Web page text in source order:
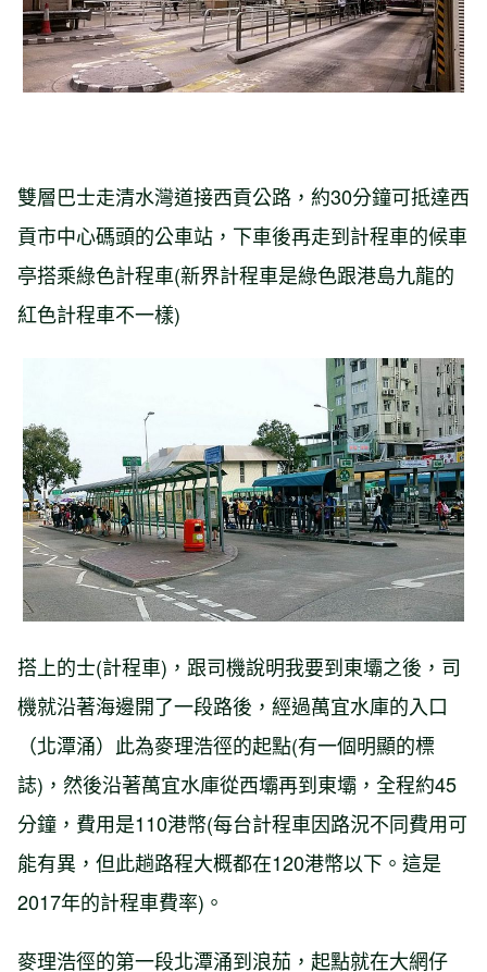
雙層巴士走清水灣道接西貢公路，約30分鐘可抵達西
貢市中心碼頭的公車站，下車後再走到計程車的候車
亭搭乘綠色計程車(新界計程車是綠色跟港島九龍的
紅色計程車不一樣)
搭上的士(計程車)，跟司機說明我要到東壩之後，司
機就沿著海邊開了一段路後，經過萬宜水庫的入口
（北潭涌）此為麥理浩徑的起點(有一個明顯的標
誌)，然後沿著萬宜水庫從西壩再到東壩，全程約45
分鐘，費用是110港幣(每台計程車因路況不同費用可
能有異，但此趟路程大概都在120港幣以下。這是
2017年的計程車費率)。
麥理浩徑的第一段北潭涌到浪茄，起點就在大網仔